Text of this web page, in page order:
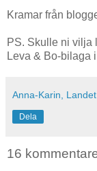
Kramar från
PS. Skulle ni vilja
Leva & Bo-bilaga
Anna-Karin,
Dela
16